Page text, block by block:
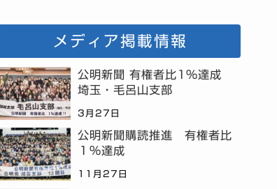
メディア掲載情報
公明新聞 有権者比1%達成
埼玉・毛呂山支部
3月27日
公明新聞購読推進 有権者比
１％達成
11月27日